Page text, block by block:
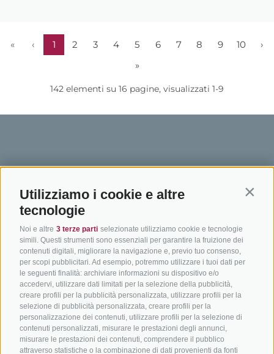
Utilizziamo i cookie e altre
tecnologie
Noi e altre 3 terze parti selezionate utilizziamo cookie e tecnologie
simili. Questi strumenti sono essenziali per garantire la fruizione dei
contenuti digitali, migliorare la navigazione e, previo tuo consenso,
per scopi pubblicitari. Ad esempio, potremmo utilizzare i tuoi dati per
le seguenti finalità: archiviare informazioni su dispositivo e/o
accedervi, utilizzare dati limitati per la selezione della pubblicità,
creare profili per la pubblicità personalizzata, utilizzare profili per la
selezione di pubblicità personalizzata, creare profili per la
personalizzazione dei contenuti, utilizzare profili per la selezione di
contenuti personalizzati, misurare le prestazioni degli annunci,
misurare le prestazioni dei contenuti, comprendere il pubblico
attraverso statistiche o la combinazione di dati provenienti da fonti
« ‹ 1 2 3 4 5 6 7 8 9 10
›
»
142 elementi su 16 pagine, visualizzati 1-9
SÜDTIROL
Hotel & pacchetti
Pacchetti vacanze
Buoni vacanza
Hot Deals
Bike & Work
ADIGE
Adige
In bici da corsa in Alto
Adige
Ciclabili in Alto Adige
Scuole bike
Tutti i tour
Come
Meteo
Catalogo